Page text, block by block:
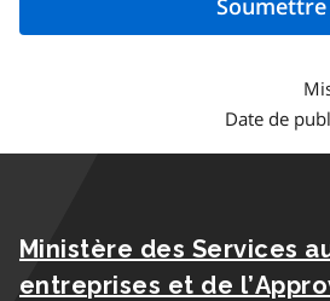
Date de
Ministère des Services
entreprises et de